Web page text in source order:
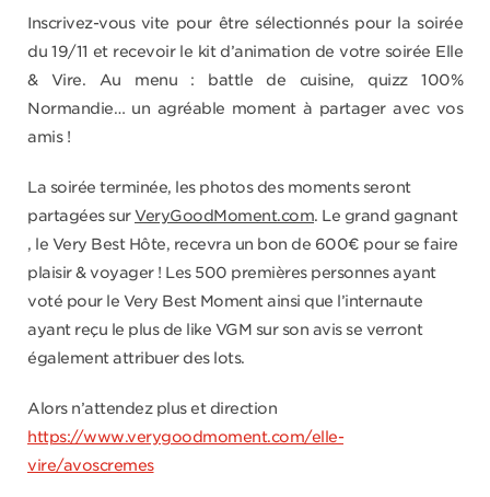
Inscrivez-vous vite pour être sélectionnés pour la soirée
du 19/11 et recevoir le kit d’animation de votre soirée Elle
& Vire. Au menu : battle de cuisine, quizz 100%
Normandie… un agréable moment à partager avec vos
amis !
La soirée terminée, les photos des moments seront
partagées surVeryGoodMoment.com. Le grand gagnant
, le Very Best Hôte, recevra un bon de 600€ pour se faire
plaisir & voyager ! Les 500 premières personnes ayant
voté pour le Very Best Moment ainsi que l’internaute
ayant reçu le plus de like VGM sur son avis se verront
également attribuer des lots.
Alors n’attendez plus et direction
https://www.verygoodmoment.com/elle-
vire/avoscremes